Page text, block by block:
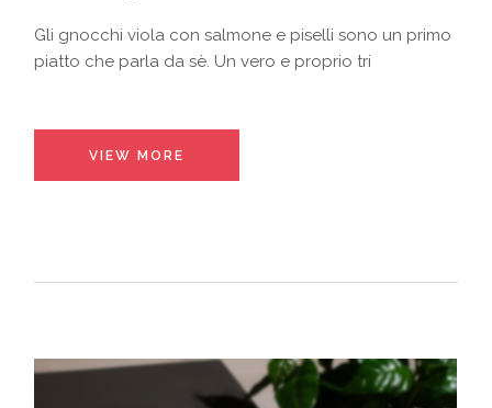
Gli gnocchi viola con salmone e piselli sono un primo
piatto che parla da sè. Un vero e proprio tri
VIEW MORE